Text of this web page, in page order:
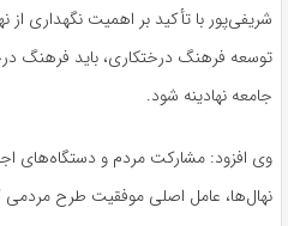
شریفی‌پور با تأکید بر اهمیت نگهداری
توسعه فرهنگ درختکاری، باید فرهنگ
جامعه نهادینه شود.
وی افزود: مشارکت مردم و دستگاه‌های
نهال‌ها، عامل اصلی موفقیت طرح